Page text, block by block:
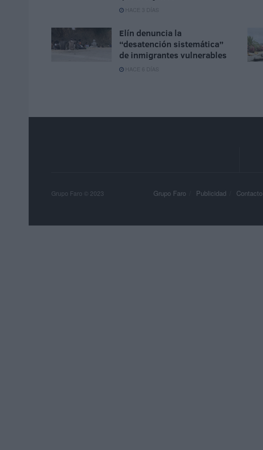
HACE 3 DÍAS
Elín denuncia la
“desatención sistemática”
de inmigrantes vulnerables
HACE 6 DÍAS
Grupo Faro Publicidad Contacto
Grupo Faro © 2023